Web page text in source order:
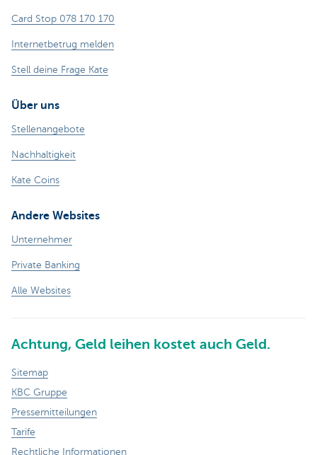
Card Stop 078 170 170
Internetbetrug melden
Stell deine Frage Kate
Über uns
Stellenangebote
Nachhaltigkeit
Kate Coins
Andere Websites
Unternehmer
Private Banking
Alle Websites
Achtung, Geld leihen kostet auch Geld.
Sitemap
KBC Gruppe
Pressemitteilungen
Tarife
Rechtliche Informationen